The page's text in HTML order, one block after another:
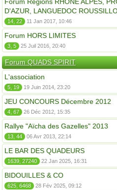
D'AZUR, LANGUEDOC
14, 22 11 Jan 2017, 10:46
Forum HORS LIMITES
3, 5 25 Juil 2016, 20:40
Forum QUADS SPIRIT
L'association
5, 19 19 Juin 2014, 23:20
JEU CONCOURS Décembre 2012
4, 67 26 Déc 2012, 15:35
Rallye "Aïcha des Gazelles" 2013
13, 44 06 Avr 2013, 22:14
LE BAR DES QUADEURS
1639, 27240 22 Jan 2025, 16:31
BIDOUILLES & CO
625, 6468 28 Fév 2025, 09:12